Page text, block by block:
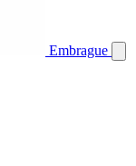
Embrague